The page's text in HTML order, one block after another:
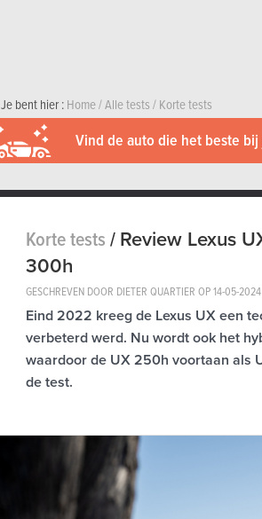
Je bent hier :Home/Alle tests/Korte tests
Vind de auto die het beste
Korte tests/Review Lexus
300h
GESCHREVEN DOOR DIETER QUARTIER OP14-05-2024
Eind 2022 kreeg de Lexus UX een
verbeterd werd. Nu wordt ook het
waardoor de UX 250h voortaan als
de test.